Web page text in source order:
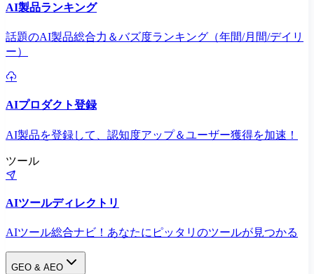
AI製品ランキング
話題のAI製品総合力＆バズ度ランキング（年間/月間/デイリ
ー）
AIプロダクト登録
AI製品を登録して、認知度アップ＆ユーザー獲得を加速！
ツール
AIツールディレクトリ
AIツール総合ナビ！あなたにピッタリのツールが見つかる
GEO & AEO